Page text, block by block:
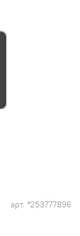
арт. *253777896